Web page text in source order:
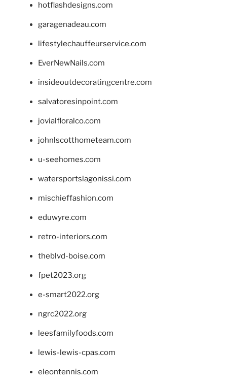
hotflashdesigns.com
garagenadeau.com
lifestylechauffeurservice.com
EverNewNails.com
insideoutdecoratingcentre.com
salvatoresinpoint.com
jovialfloralco.com
johnlscotthometeam.com
u-seehomes.com
watersportslagonissi.com
mischieffashion.com
eduwyre.com
retro-interiors.com
theblvd-boise.com
fpet2023.org
e-smart2022.org
ngrc2022.org
leesfamilyfoods.com
lewis-lewis-cpas.com
eleontennis.com